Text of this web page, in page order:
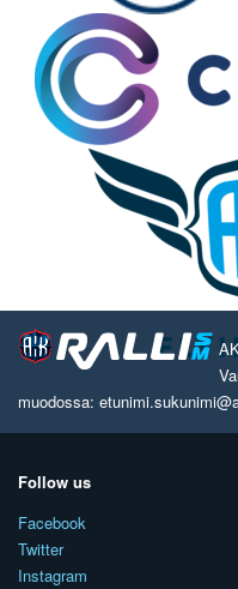
muodossa:
Follow us
Facebook
Twitter
Instagram